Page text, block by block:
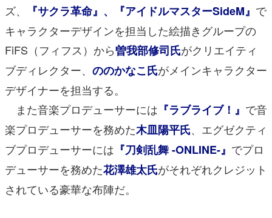
ズ、
『サクラ革命』、『アイドルマスターSideM』 で
キャラクターデザインを担当した絵描きグループの
FiFS（フィフス）から曽我部修司氏がクリエイティ
ブディレクター、 ののかなこ氏がメインキャラクター
デザイナーを担当する。
また音楽プロデューサーには 『ラブライブ！』 で音
楽プロデューサーを務めた木皿陽平氏、エグゼクティ
ブプロデューサーには 『刀剣乱舞 -ONLINE-』 でプロ
デューサーを務めた花澤雄太氏がそれぞれクレジット
されている豪華な布陣だ。